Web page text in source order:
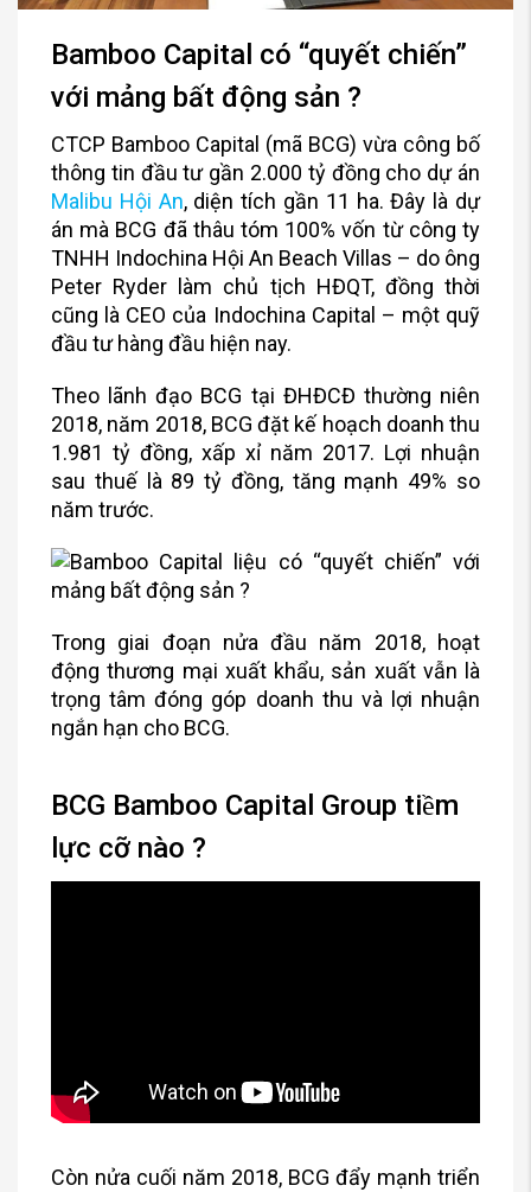
Bamboo Capital có “quyết chiến”
với mảng bất động sản ?
CTCP Bamboo Capital (mã BCG) vừa công bố
thông tin đầu tư gần 2.000 tỷ đồng cho dự án
Malibu Hội An, diện tích gần 11 ha. Đây là dự
án mà BCG đã thâu tóm 100% vốn từ công ty
TNHH Indochina Hội An Beach Villas – do ông
Peter Ryder làm chủ tịch HĐQT, đồng thời
cũng là CEO của Indochina Capital – một quỹ
đầu tư hàng đầu hiện nay.
Theo lãnh đạo BCG tại ĐHĐCĐ thường niên
2018, năm 2018, BCG đặt kế hoạch doanh thu
1.981 tỷ đồng, xấp xỉ năm 2017. Lợi nhuận
sau thuế là 89 tỷ đồng, tăng mạnh 49% so
năm trước.
Trong giai đoạn nửa đầu năm 2018, hoạt
động thương mại xuất khẩu, sản xuất vẫn là
trọng tâm đóng góp doanh thu và lợi nhuận
ngắn hạn cho BCG.
BCG Bamboo Capital Group tiềm
lực cỡ nào ?
Còn nửa cuối năm 2018, BCG đẩy mạnh triển